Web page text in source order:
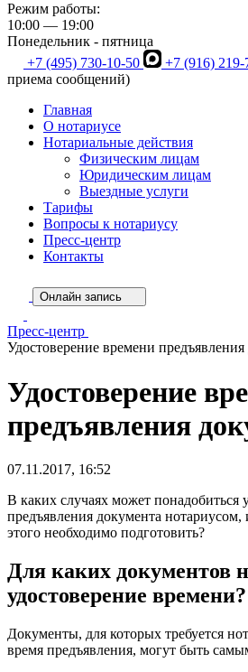
Режим работы:
10:00 — 19:00
Понедельник - пятница
+7 (495) 730-10-50
+7 (916) 219-
приема сообщений)
Главная
О нотариусе
Нотариальные действия
Физическим лицам
Юридическим лицам
Выездные услуги
Тарифы
Вопросы к нотариусу
Пресс-центр
Контакты
Онлайн запись
Пресс-центр
Удостоверение времени
Удостоверение
предъявления
07.11.2017, 16:52
В каких случаях может понадобиться
предъявления документа нотариусом,
этого необходимо подготовить?
Для каких документов
удостоверение времени?
Документы, для которых требуется
время предъявления, могут быть